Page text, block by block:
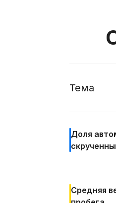
Тема
Доля
Средняя